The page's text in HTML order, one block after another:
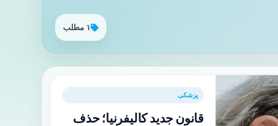
۱ مطلب
پزشکی
قانون جدید کالیفرنیا؛ حذف